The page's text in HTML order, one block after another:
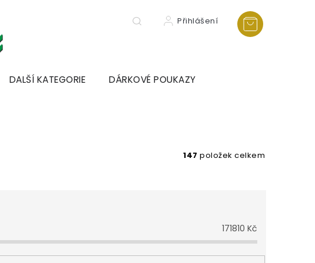
Přihlášení
DALŠÍ KATEGORIE DÁRKOVÉ POUKAZY
147 položek celkem
171810 Kč